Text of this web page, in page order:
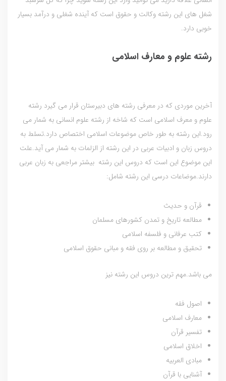
شغل های این رشته وکالت و حقوق است که آینده شغلی و درآمد بسیار
خوبی دارد.
رشته علوم و معارف اسلامی
آخرین موردی که در معرفی رشته های دبیرستان قرار می گیرد رشته
علوم و معرف اسلامی است که شاخه از رشته علوم انسانی به شمار می
رود.این رشته به طور خاص موضوعات اسلامی اختصاص دارد.تسلط به
دروس زبان و ادبیات عربی در این رشته از الزلمات به شمار می آید.علت
این موضوع این است که دروس این رشته بیشتر مراجعی به زبان عربی
دارند.موضاعات درسی این رشته شامل:
قرآن و حدیث
مطالعه تاریخ و تمدن کشورهای مسلمان
کتب عرفانی و فلسفه اسلامی
تحقیق و مطالعه بر روی فقه و مبانی حقوق اسلامی
می باشد.مهم ترین دروس این رشته نیز
اصول فقه
معارف اسلامی
تفسیر قرآن
اخلاق اسلامی
مبادی العربیه
آشنایی با قرآن